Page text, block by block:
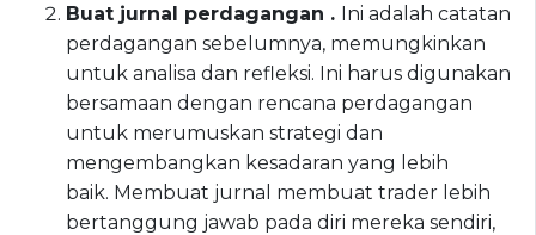
Buat jurnal perdagangan . Ini adalah catatan
perdagangan sebelumnya, memungkinkan
untuk analisa dan refleksi. Ini harus digunakan
bersamaan dengan rencana perdagangan
untuk merumuskan strategi dan
mengembangkan kesadaran yang lebih
baik. Membuat jurnal membuat trader lebih
bertanggung jawab pada diri mereka sendiri,